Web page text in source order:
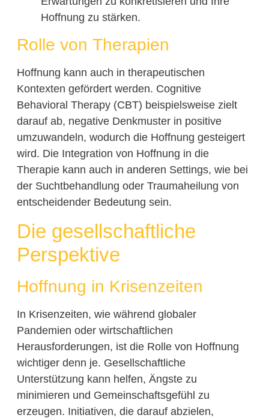
Hoffnung zu stärken.
Rolle von Therapien
Hoffnung kann auch in therapeutischen
Kontexten gefördert werden. Cognitive
Behavioral Therapy (CBT) beispielsweise zielt
darauf ab, negative Denkmuster in positive
umzuwandeln, wodurch die Hoffnung gesteigert
wird. Die Integration von Hoffnung in die
Therapie kann auch in anderen Settings, wie bei
der Suchtbehandlung oder Traumaheilung von
entscheidender Bedeutung sein.
Die gesellschaftliche
Perspektive
Hoffnung in Krisenzeiten
In Krisenzeiten, wie während globaler
Pandemien oder wirtschaftlichen
Herausforderungen, ist die Rolle von Hoffnung
wichtiger denn je. Gesellschaftliche
Unterstützung kann helfen, Ängste zu
minimieren und Gemeinschaftsgefühl zu
erzeugen. Initiativen, die darauf abzielen,